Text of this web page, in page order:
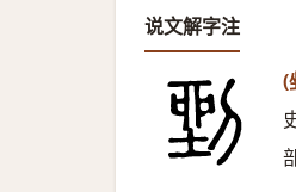
说文解字注
(